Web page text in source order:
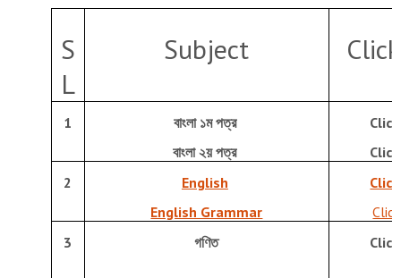
S
L
Subject
1
বাংলা ১ম পত্র
বাংলা ২য় পত্র
2
English
English Grammar
3
গণিত